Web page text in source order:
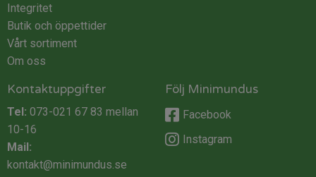
Integritet
Butik och öppettider
Vårt sortiment
Om oss
Kontaktuppgifter
Tel: 073-021 67 83 mellan
10-16
Mail:
kontakt@minimundus.se
Följ Minimundus
Facebook
Instagram